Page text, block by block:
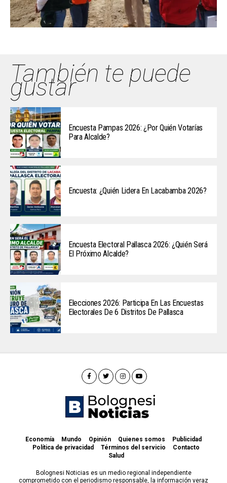
También te puede
gustar
Encuesta Pampas 2026: ¿Por Quién Votarías
Para Alcalde?
Encuesta: ¿Quién Lidera En Lacabamba 2026?
Encuesta Electoral Pallasca 2026: ¿Quién Será
El Próximo Alcalde?
Elecciones 2026: Participa En Las Encuestas
Electorales De 6 Distritos De Pallasca
Economía Mundo Opinión Quienes somos
Publicidad
Política de privacidad
Términos del servicio
Contacto
Salud
Bolognesi Noticias es un medio regional independiente
comprometido con el periodismo responsable, la información veraz